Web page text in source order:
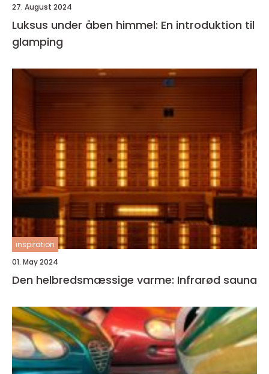
27. August 2024
Luksus under åben himmel: En introduktion til
glamping
inspiration
01. May 2024
Den helbredsmæssige varme: Infrarød sauna